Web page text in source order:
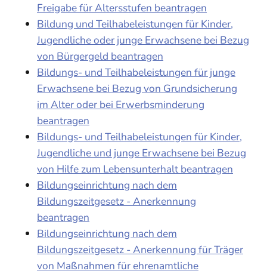
Freigabe für Altersstufen beantragen
Bildung und Teilhabeleistungen für Kinder,
Jugendliche oder junge Erwachsene bei Bezug
von Bürgergeld beantragen
Bildungs- und Teilhabeleistungen für junge
Erwachsene bei Bezug von Grundsicherung
im Alter oder bei Erwerbsminderung
beantragen
Bildungs- und Teilhabeleistungen für Kinder,
Jugendliche und junge Erwachsene bei Bezug
von Hilfe zum Lebensunterhalt beantragen
Bildungseinrichtung nach dem
Bildungszeitgesetz - Anerkennung
beantragen
Bildungseinrichtung nach dem
Bildungszeitgesetz - Anerkennung für Träger
von Maßnahmen für ehrenamtliche